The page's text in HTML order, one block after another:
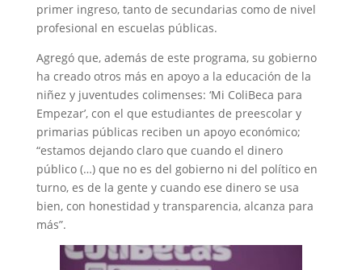
primer ingreso, tanto de secundarias como de nivel
profesional en escuelas públicas.
Agregó que, además de este programa, su gobierno
ha creado otros más en apoyo a la educación de la
niñez y juventudes colimenses: ‘Mi ColiBeca para
Empezar’, con el que estudiantes de preescolar y
primarias públicas reciben un apoyo económico;
“estamos dejando claro que cuando el dinero
público (…) que no es del gobierno ni del político en
turno, es de la gente y cuando ese dinero se usa
bien, con honestidad y transparencia, alcanza para
más”.